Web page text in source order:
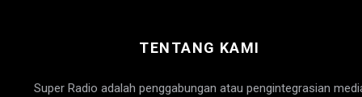
TENTANG KAMI
Super Radio adalah penggabungan atau pengintegrasian